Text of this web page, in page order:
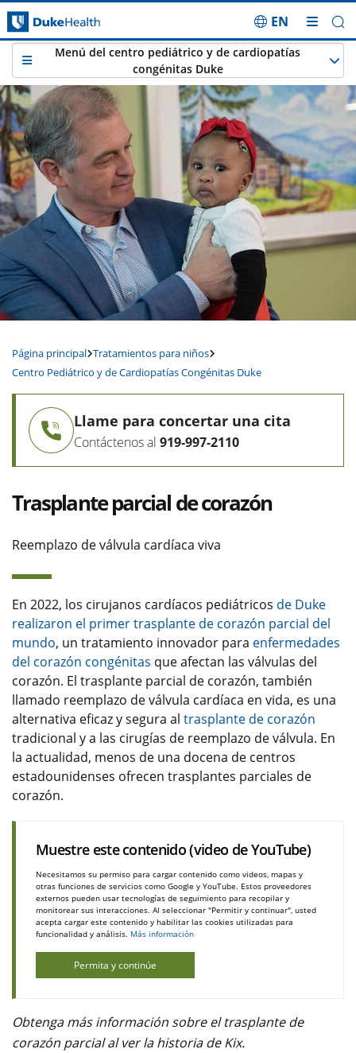
Saltar navegación
EN
Página principal Tratamientos para niños
Centro Pediátrico y de Cardiopatías Congénitas Duke
Menú del centro pediátrico y de cardiopatías
congénitas Duke
Llame para concertar una cita
Contáctenos al 919-997-2110
Trasplante parcial de corazón
Reemplazo de válvula cardíaca viva
En 2022, los cirujanos cardíacos pediátricos de Duke
realizaron el primer trasplante de corazón parcial del
mundo, un tratamiento innovador para enfermedades
del corazón congénitas que afectan las válvulas del
corazón. El trasplante parcial de corazón, también
llamado reemplazo de válvula cardíaca en vida, es una
alternativa eficaz y segura al trasplante de corazón
tradicional y a las cirugías de reemplazo de válvula. En
la actualidad, menos de una docena de centros
estadounidenses ofrecen trasplantes parciales de
corazón.
Muestre este contenido (video de YouTube)
Necesitamos su permiso para cargar contenido como videos, mapas y
otras funciones de servicios como Google y YouTube. Estos proveedores
externos pueden usar tecnologías de seguimiento para recopilar y
monitorear sus interacciones. Al seleccionar "Permitir y continuar", usted
acepta cargar este contenido y habilitar las cookies utilizadas para
funcionalidad y análisis. Más información
Permita y continúe
Obtenga más información sobre el trasplante de
corazón parcial al ver la historia de Kix.